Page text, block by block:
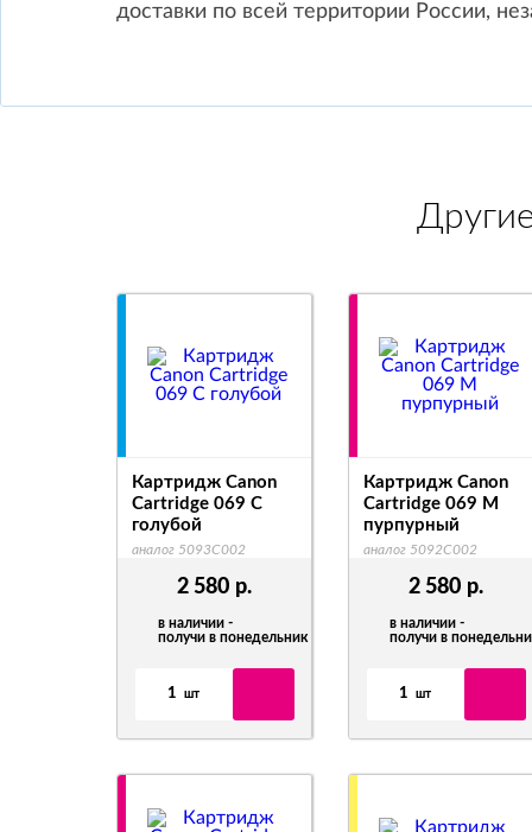
доставки по всей территории России,
2 580 р.
в наличии -
получи в понедельник
1 шт
Картридж Canon
Cartridge 069 C
голубой
аналог 5093C002
2 580 р.
в наличии -
получи в
1 шт
Картридж Canon
Cartridge 069 M
пурпурный
аналог 5092C002